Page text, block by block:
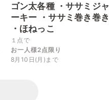
ゴン太各種 ・ササミジャ
ーキー ・ササミ巻き巻き
・ほねっこ
１点で
お一人様2点限り
8月10日(月)まで